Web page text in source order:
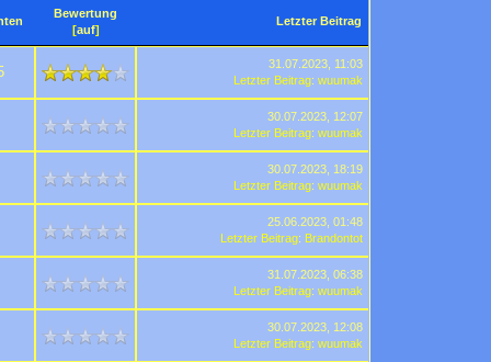
Bewertung
[auf]
Letzter Beitrag
31.07.2023, 11:03
Letzter Beitrag:wuumak
30.07.2023, 12:07
Letzter Beitrag:wuumak
30.07.2023, 18:19
Letzter Beitrag:wuumak
25.06.2023, 01:48
Letzter Beitrag:Brandontot
31.07.2023, 06:38
Letzter Beitrag:wuumak
30.07.2023, 12:08
Letzter Beitrag:wuumak